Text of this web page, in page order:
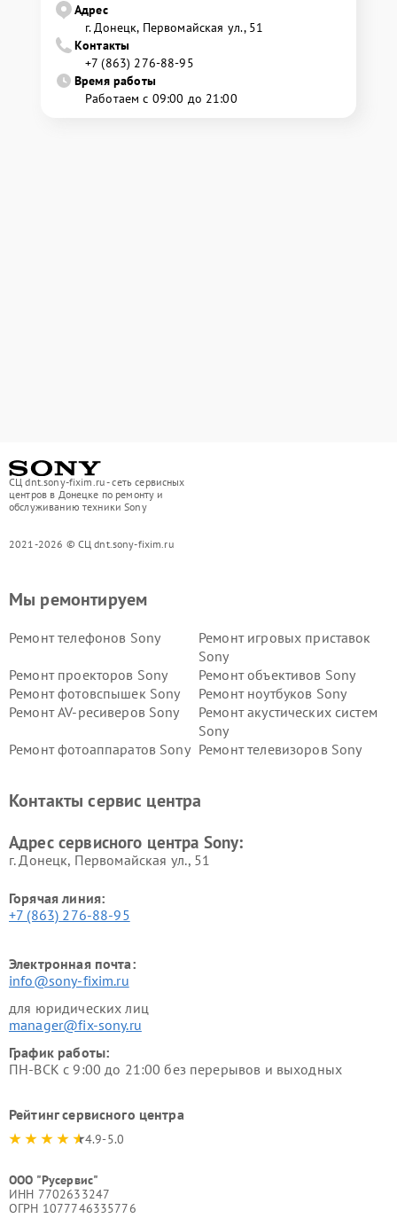
Адрес
г. Донецк, Первомайская ул., 51
Контакты
+7 (863) 276-88-95
Время работы
Работаем с 09:00 до 21:00
СЦ dnt.sony-fixim.ru - сеть сервисных
центров в Донецке по ремонту и
обслуживанию техники Sony
2021-2026 © СЦ dnt.sony-fixim.ru
Мы ремонтируем
Ремонт телефонов Sony
Ремонт игровых приставок
Sony
Ремонт проекторов Sony
Ремонт объективов Sony
Ремонт фотовспышек Sony
Ремонт ноутбуков Sony
Ремонт AV-ресиверов Sony
Ремонт акустических систем
Sony
Ремонт фотоаппаратов Sony Ремонт телевизоров Sony
Контакты сервис центра
Адрес сервисного центра Sony:
г. Донецк, Первомайская ул., 51
Горячая линия:
+7 (863) 276-88-95
Электронная почта:
info@sony-fixim.ru
для юридических лиц
manager@fix-sony.ru
График работы:
ПН-ВСК с 9:00 до 21:00 без перерывов и выходных
Рейтинг сервисного центра
4.9-5.0
ООО "Русервис"
ИНН 7702633247
ОГРН 1077746335776